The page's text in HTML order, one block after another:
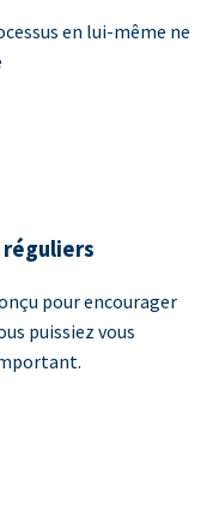
en lui-même ne
réguliers
pour encourager
puissiez vous